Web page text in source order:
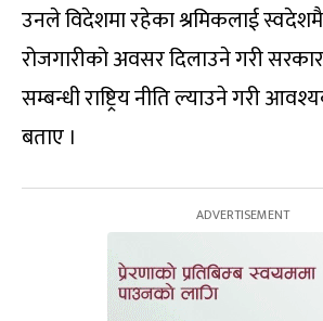
उनले विदेशमा रहेका श्रमिकलाई
रोजगारीको अवसर दिलाउने गरी
सम्बन्धी राष्ट्रिय नीति ल्याउने गरी
बताए ।